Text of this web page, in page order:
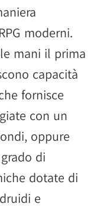
moderni.
mani il prima
capacità
fornisce
con un
oppure
di
dotate di
e